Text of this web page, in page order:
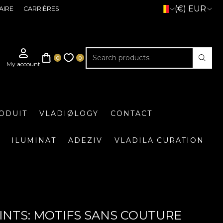
CARRIÈRES (€) EUR
VLADIØLOGY CONTACT
ILUMINAT ADEZIV VLADILA CURATION
MOTIFS SANS COUTURE